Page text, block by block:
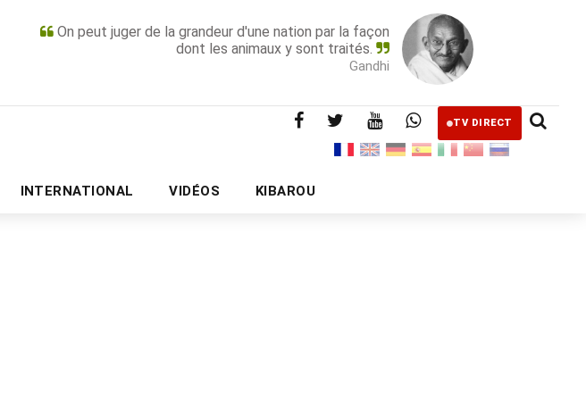
On peut juger de la grandeur d'une nation par la façon
dont les animaux y sont traités.
Gandhi
TV DIRECT
INTERNATIONAL VIDÉOS KIBAROU